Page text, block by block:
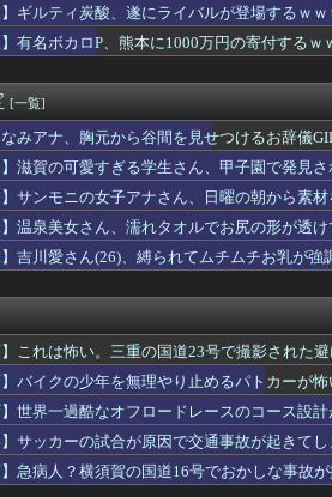
主題歌や声優やるってなったらお前ら叩くけ
ちゃん「お盆休み・・・？🐣」
弓木奈於が勝手に朝ごはん作ってたらどうす
は全員バカです」「すごい民度低い」この道
大変なことになってるって...
でストファイが生き残れた理由
食え もろキュウ最高毎日でもイケる
さん、とんでもない駐車テクニックを見せつ
活の基盤」「外国人を締め上げれば日本人が
坂菜緒さんが乳を初めて揺らしてしまう
ん！焼肉のタレ買ってきてくれる？」ワイ「
ディとロコンが出るだけで持て囃されている
PACK WORLD CHAMPIONSH...
りで何かの儀式が行われてる模様
止」案は「生身の人間の運命をもてあそん
大な縦読みを仕込んでしまう🥺ｗｗｗｗｗｗ
「嫌いだ」
ら「ここ最高！」危ない場所をSNS投稿、水
こからロッテ戦（ホーム）楽天戦（ホーム）
260兆円が狙われている！ 「被害者の8割が
とSKハイニックスに！個人投資家まで脱出
】ギルティ炭酸、遂にライバルが登場するｗｗ
】有名ボカロP、熊本に1000万円の寄付するｗ
[一覧]
みアナ、胸元から谷間を見せつけるお辞儀
】滋賀の可愛すぎる学生さん、甲子園で発見さ
】サンモニの女子アナさん、日曜の朝から素
】温泉美女さん、濡れタオルでお尻の形が透け
】吉川愛さん(26)、縛られてムチムチお乳が強
】これは怖い。三重の国道23号で撮影された
】バイクの少年を無理やり止めるパトカーが
】世界一過酷なオフロードレースのコース設計
】サッカーの試合が原因で交通事故が起きてし
】急病人？横須賀の国道16号でおかしな事故が